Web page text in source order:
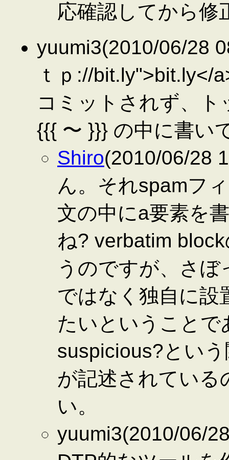
応確認してから修
yuumi3(2010/06/28
ｔｐ://bit.ly">bit.ly</
コミットされず、
{{{ 〜 }}} の中に書い
Shiro(2010/06/28
ん。それspamフ
文の中にa要素を
ね? verbatim
うのですが、さ
ではなく独自に設
たいということで
suspicious?とい
が記述されている
い。
yuumi3(2010/06/